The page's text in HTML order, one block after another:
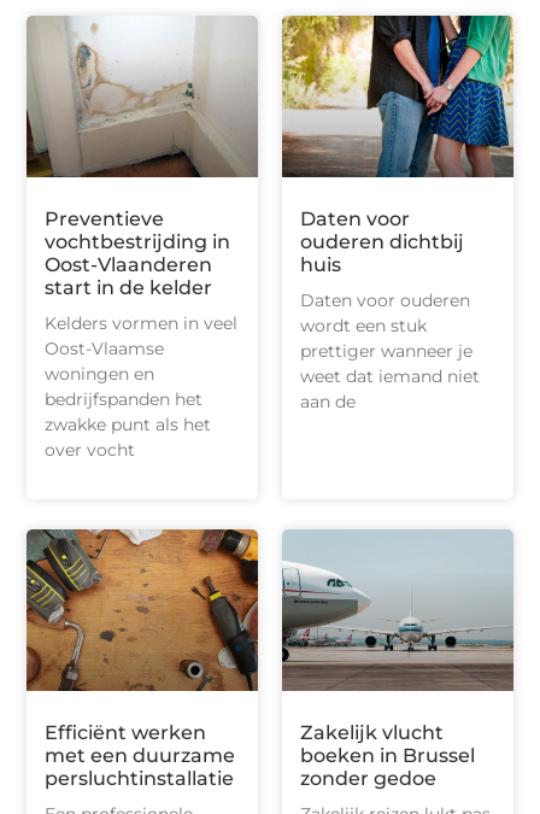
Preventieve
vochtbestrijding in
Oost-Vlaanderen
start in de kelder
Kelders vormen in veel
Oost-Vlaamse
woningen en
bedrijfspanden het
zwakke punt als het
over vocht
Daten voor
ouderen dichtbij
huis
Daten voor ouderen
wordt een stuk
prettiger wanneer je
weet dat iemand niet
aan de
Efficiënt werken
met een duurzame
persluchtinstallatie
Zakelijk vlucht
boeken in Brussel
zonder gedoe